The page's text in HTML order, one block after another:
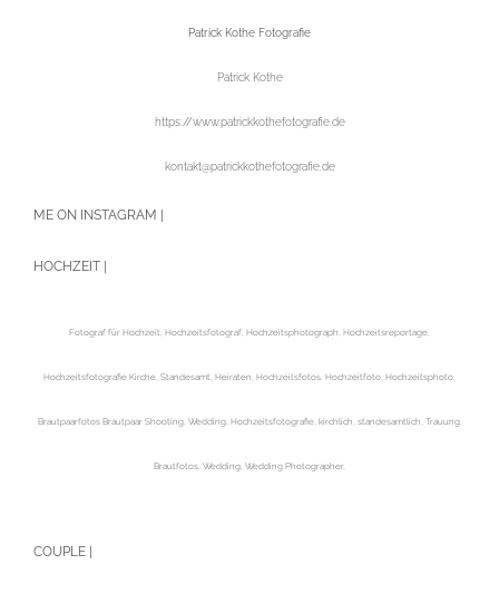
Patrick Kothe Fotografie
Patrick Kothe
https://www.patrickkothefotografie.de
kontakt@patrickkothefotografie.de
ME ON INSTAGRAM |
HOCHZEIT |
Fotograf für Hochzeit, Hochzeitsfotograf, Hochzeitsphotograph, Hochzeitsreportage,
Hochzeitsfotografie Kirche, Standesamt, Heiraten, Hochzeitsfotos, Hochzeitfoto, Hochzeitsphoto,
Brautpaarfotos Brautpaar Shooting, Wedding, Hochzeitsfotografie, kirchlich, standesamtlich, Trauung,
Brautfotos, Wedding, Wedding Photographer,
COUPLE |